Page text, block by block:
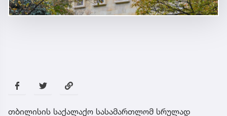
თბილისის საქალაქო სასამართლომ სრულად